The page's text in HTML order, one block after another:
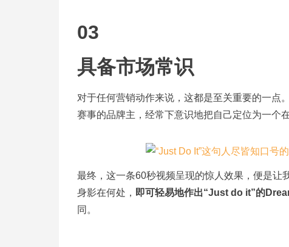
03
具备市场常识
对于任何营销动作来说，这都是至关重要的一点
赛事的品牌主，经常下意识地把自己定位为一个在
最终，这一条60秒视频呈现的惊人效果，便是
身影在何处， 即可轻易地作出“Just do it”的
同。